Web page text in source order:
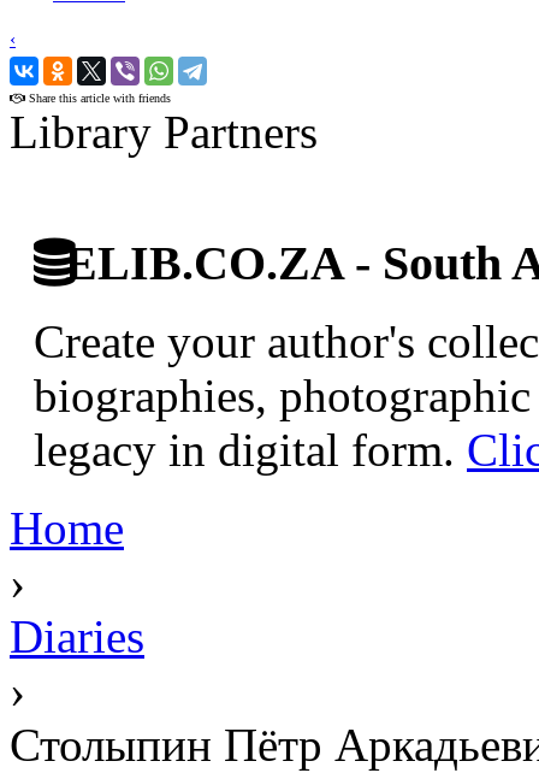
‹
›
Share this article with friends
Library Partners
ELIB.CO.ZA - South
Create your author's
biographies,
legacy in digital form.
Home
›
Diaries
›
Столыпин Пётр